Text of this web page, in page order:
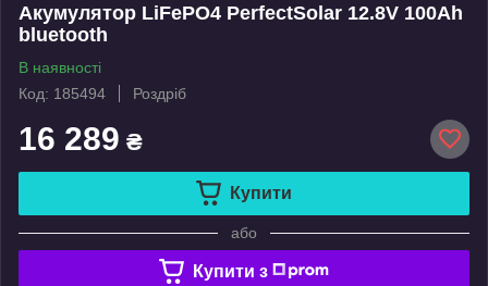
Акумулятор LiFePO4 PerfectSolar 12.8V 100Ah
bluetooth
В наявності
Код: 185494
Роздріб
16 289 ₴
Купити
або
Купити з